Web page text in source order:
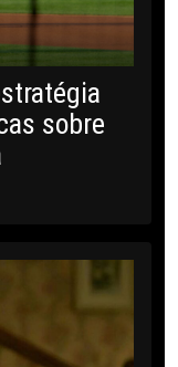
sobre